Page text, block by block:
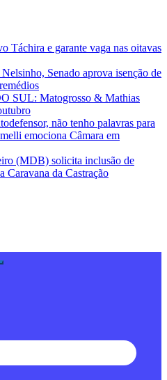
Táchira e garante vaga nas oitavas
Senado aprova isenção de
SUL: Matogrosso & Mathias
não tenho palavras para
emociona Câmara em
(MDB) solicita inclusão de
da Castração